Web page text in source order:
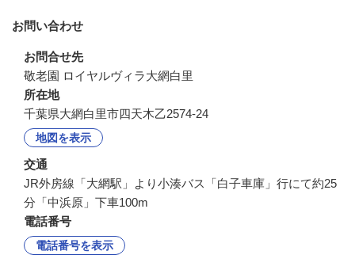
お問い合わせ
お問合せ先
敬老園 ロイヤルヴィラ大網白里
所在地
千葉県大網白里市四天木乙2574-24
地図を表示
交通
JR外房線「大網駅」より小湊バス「白子車庫」行にて約25
分「中浜原」下車100m
電話番号
電話番号を表示